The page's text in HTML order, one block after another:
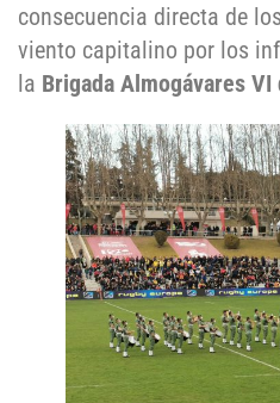
consecuencia directa de
viento capitalino por los
la Brigada Almogávares